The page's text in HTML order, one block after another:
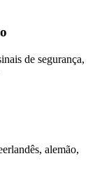
de segurança,
alemão,